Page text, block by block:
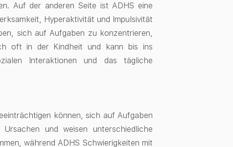
Auf der anderen Seite ist ADHS eine
Hyperaktivität und Impulsivität
sich auf Aufgaben zu konzentrieren,
oft in der Kindheit und kann bis ins
Interaktionen und das tägliche
können, sich auf Aufgaben
und weisen unterschiedliche
während ADHS Schwierigkeiten mit